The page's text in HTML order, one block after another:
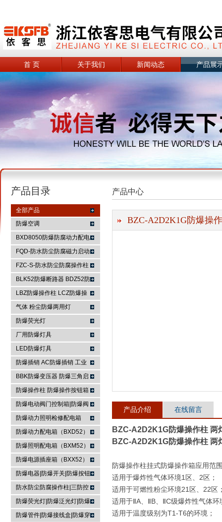
浙江依客思电气有限公司
首 页 关于我们 新闻动态 产品展
产品目录
全部产品
防爆空调
BXD8050防爆防腐动力配电
箱
FQD-防水防尘防腐磁力启动
器
FZC-S-防水防尘防腐操作柱
FXK-S防水防尘防腐控制箱
BLK52防爆断路器 BDZ52防
爆断路器
LBZ防爆操作柱 LCZ防爆操
作柱
气体 粉尘防爆两用灯
防爆荧光灯
厂用防爆灯具
LED防爆灯具
防爆插销 AC防爆插销 工业
插座 防爆防腐插销装置
BBK防爆变压器 防爆三角启
动器 防爆控制箱
防爆操作柱 防爆操作按钮箱
防爆主令控制器
防爆电动阀门控制箱|防爆阀
门箱
防爆动力照明检修配电箱
防爆动力配电箱（BXD52）
防爆照明配电箱（BXM52）
防爆电源插座箱（BXX52）
防爆电器|防爆开关|防爆按钮
防水防尘防腐操作柱|三防控
制箱|
防爆荧光灯|防爆泛光灯|防爆
投光灯▏防爆应急灯
防爆管件|防爆接线盒|防爆穿
产品中心
BZC-A2D2K1G防爆操
产品介绍 在线留言
BZC-A2D2K1G防爆操作柱 两
BZC-A2D2K1G防爆操作柱 两
防爆操作柱挂式防爆操作箱应用范
适用于爆炸性气体环境1区、2区；
适用于可燃性粉尘环境21区、22区
适用于ⅡA、ⅡB、ⅡC级爆炸性气体环
适用于温度级别为T1-T6的环境；